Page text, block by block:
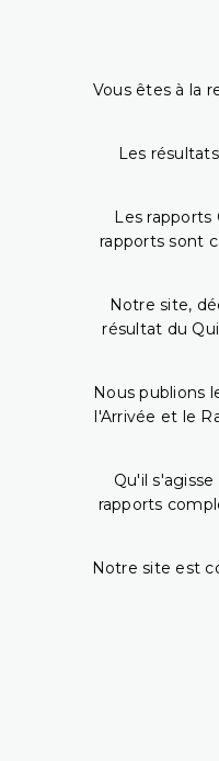
Vous êtes à la
Les
Les
rapports sont
Notre site,
résultat du
Nous publions
l'Arrivée et le
Qu'il
rapports
Notre site est